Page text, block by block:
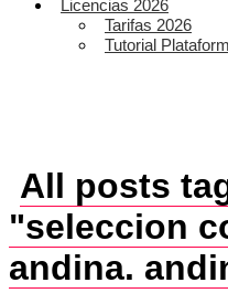
Licencias 2026
Tarifas 2026
Tutorial
All posts
"seleccion
andina.